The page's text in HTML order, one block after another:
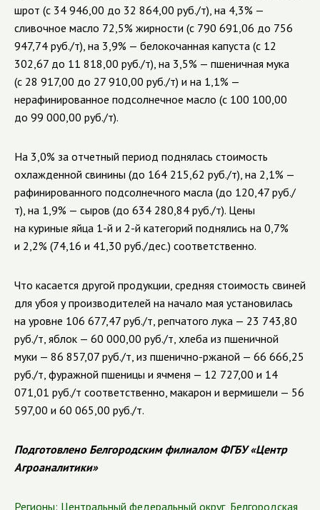
шрот (с 34 946,00 до 32 864,00 руб./т), на 4,3% —
сливочное масло 72,5% жирности (с 790 691,06 до 756
947,74 руб./т), на 3,9% — белокочанная капуста (с 12
302,67 до 11 818,00 руб./т), на 3,5% — пшеничная мука
(с 28 917,00 до 27 910,00 руб./т) и на 1,1% —
нерафинированное подсолнечное масло (с 100 100,00
до 99 000,00 руб./т).
На 3,0% за отчетный период поднялась стоимость
охлажденной свинины (до 164 215,62 руб./т), на 2,1% —
рафинированного подсолнечного масла (до 120,47 руб./
т), на 1,9% — сыров (до 634 280,84 руб./т). Цены
на куриные яйца 1-й и 2-й категорий поднялись на 0,7%
и 2,2% (74,16 и 41,30 руб./дес.) соответственно.
Что касается другой продукции, средняя стоимость свиней
для убоя у производителей на начало мая установилась
на уровне 106 677,47 руб./т, репчатого лука — 23 743,80
руб./т, яблок — 60 000,00 руб./т, хлеба из пшеничной
муки — 86 857,07 руб./т, из пшенично-ржаной — 66 666,25
руб./т, фуражной пшеницы и ячменя — 12 727,00 и 14
071,01 руб./т соответственно, макарон и вермишели — 56
597,00 и 60 065,00 руб./т.
Подготовлено Белгородским филиалом ФГБУ «Центр
Агроаналитики»
Регионы: Центральный федеральный округ, Белгородская